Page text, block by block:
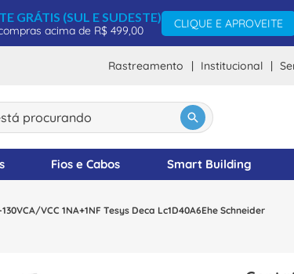
GRÁTIS (SUL E SUDESTE)
acima de R$ 499,00
CLIQUE E APROVEITE
Rastreamento Institucional
procurando
Fios e Cabos Smart Building
VCC 1NA+1NF Tesys Deca Lc1D40A6Ehe Schneider